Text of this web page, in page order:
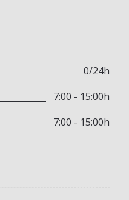
0/24h
7:00 - 15:00h
7:00 - 15:00h